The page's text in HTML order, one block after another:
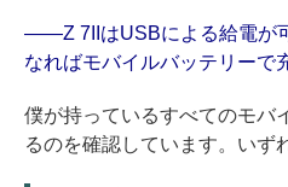
——Z 7IIはUSBによる給電が
なればモバイルバッテリーで
僕が持っているすべてのモバ
るのを確認しています。いず